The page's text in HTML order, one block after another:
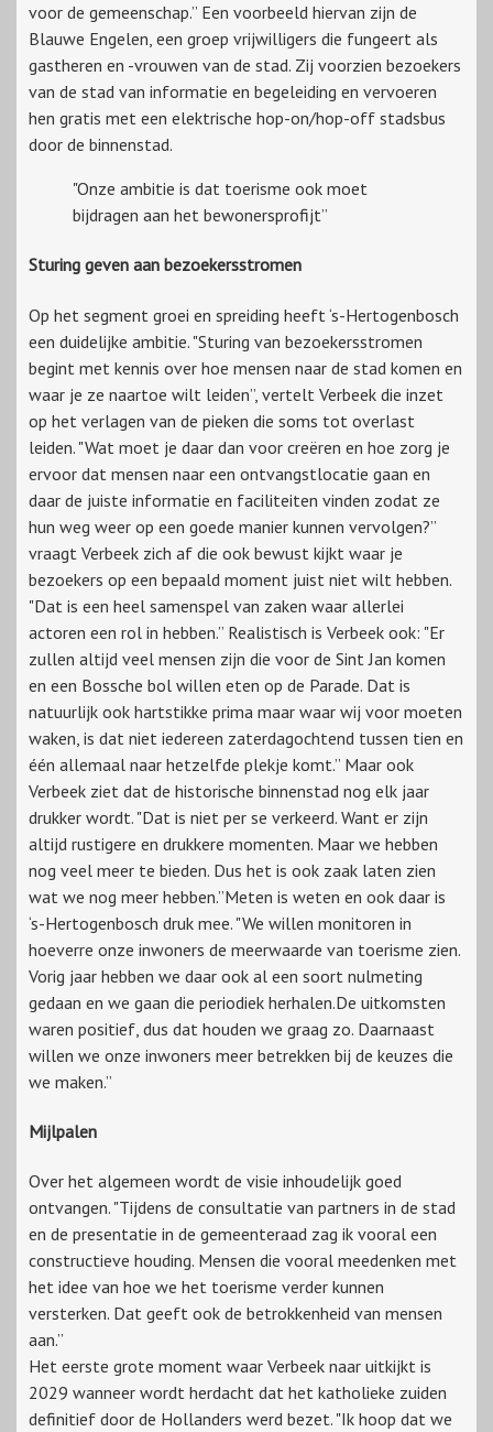
voor de gemeenschap.” Een voorbeeld hiervan zijn de
Blauwe Engelen, een groep vrijwilligers die fungeert als
gastheren en -vrouwen van de stad. Zij voorzien bezoekers
van de stad van informatie en begeleiding en vervoeren
hen gratis met een elektrische hop-on/hop-off stadsbus
door de binnenstad.
"Onze ambitie is dat toerisme ook moet
bijdragen aan het bewonersprofijt”
Sturing geven aan bezoekersstromen
Op het segment groei en spreiding heeft ‘s-Hertogenbosch
een duidelijke ambitie. "Sturing van bezoekersstromen
begint met kennis over hoe mensen naar de stad komen en
waar je ze naartoe wilt leiden”, vertelt Verbeek die inzet
op het verlagen van de pieken die soms tot overlast
leiden. "Wat moet je daar dan voor creëren en hoe zorg je
ervoor dat mensen naar een ontvangstlocatie gaan en
daar de juiste informatie en faciliteiten vinden zodat ze
hun weg weer op een goede manier kunnen vervolgen?”
vraagt Verbeek zich af die ook bewust kijkt waar je
bezoekers op een bepaald moment juist niet wilt hebben.
"Dat is een heel samenspel van zaken waar allerlei
actoren een rol in hebben.” Realistisch is Verbeek ook: "Er
zullen altijd veel mensen zijn die voor de Sint Jan komen
en een Bossche bol willen eten op de Parade. Dat is
natuurlijk ook hartstikke prima maar waar wij voor moeten
waken, is dat niet iedereen zaterdagochtend tussen tien en
één allemaal naar hetzelfde plekje komt.” Maar ook
Verbeek ziet dat de historische binnenstad nog elk jaar
drukker wordt. "Dat is niet per se verkeerd. Want er zijn
altijd rustigere en drukkere momenten. Maar we hebben
nog veel meer te bieden. Dus het is ook zaak laten zien
wat we nog meer hebben.”Meten is weten en ook daar is
‘s-Hertogenbosch druk mee. "We willen monitoren in
hoeverre onze inwoners de meerwaarde van toerisme zien.
Vorig jaar hebben we daar ook al een soort nulmeting
gedaan en we gaan die periodiek herhalen.De uitkomsten
waren positief, dus dat houden we graag zo. Daarnaast
willen we onze inwoners meer betrekken bij de keuzes die
we maken.”
Mijlpalen
Over het algemeen wordt de visie inhoudelijk goed
ontvangen. "Tijdens de consultatie van partners in de stad
en de presentatie in de gemeenteraad zag ik vooral een
constructieve houding. Mensen die vooral meedenken met
het idee van hoe we het toerisme verder kunnen
versterken. Dat geeft ook de betrokkenheid van mensen
aan.”
Het eerste grote moment waar Verbeek naar uitkijkt is
2029 wanneer wordt herdacht dat het katholieke zuiden
definitief door de Hollanders werd bezet. "Ik hoop dat we